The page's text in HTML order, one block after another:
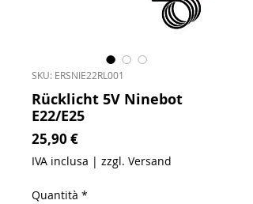
SKU: ERSNIE22RL001
Rücklicht 5V Ninebot
E22/E25
25,90 €Prezzo
IVA inclusa | zzgl. Versand
Quantità *